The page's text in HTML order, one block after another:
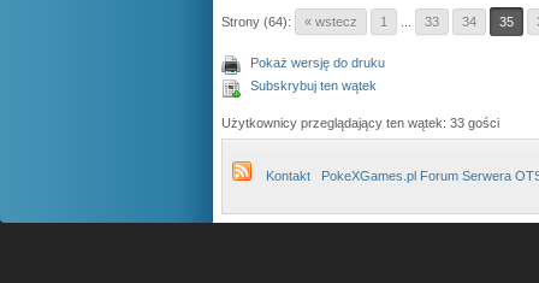
Strony (64): « wstecz 1 33 34 35
Pokaż wersję do druku
Subskrybuj ten wątek
Użytkownicy przeglądający ten wątek: 33 gości
Kontakt PokeXGames.pl Forum Serwera